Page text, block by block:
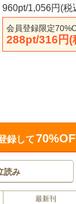
960pt/1,056円(税
会員登録限定
288pt/316円(
録して
読み
最新刊